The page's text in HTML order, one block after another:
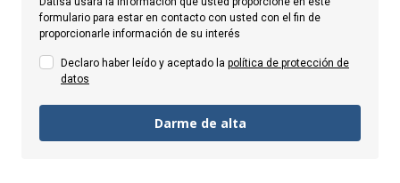
formulario para estar en contacto con usted con el fin de
proporcionarle información de su interés
Declaro haber leído y aceptado la política de protección de
datos
Darme de alta